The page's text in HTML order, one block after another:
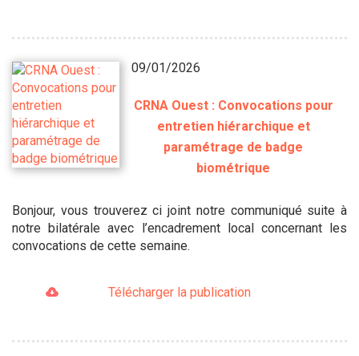
09/01/2026
CRNA Ouest : Convocations pour
entretien hiérarchique et
paramétrage de badge
biométrique
Bonjour, vous trouverez ci joint notre communiqué suite à
notre bilatérale avec l’encadrement local concernant les
convocations de cette semaine.
Télécharger la publication